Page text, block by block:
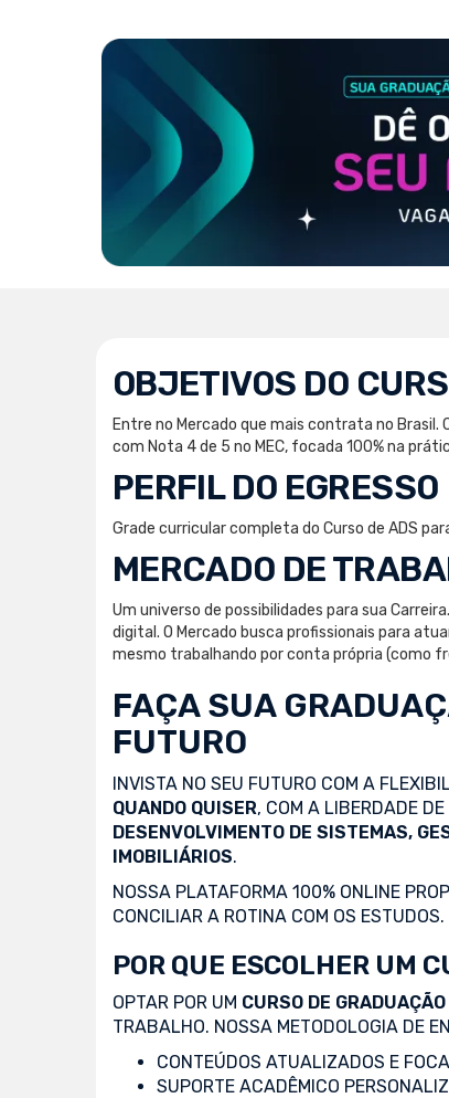
OBJETIVOS DO
Entre no Mercado que mais contrata no Brasil.
com Nota 4 de 5 no MEC, focada 100% na
PERFIL DO EGRESSO
Grade curricular completa do Curso de ADS
MERCADO DE
Um universo de possibilidades para sua
digital. O Mercado busca profissionais para
mesmo trabalhando por conta própria (como
FAÇA SUA
FUTURO
INVISTA NO SEU FUTURO COM A
QUANDO QUISER, COM A LIBERDADE
DESENVOLVIMENTO DE SISTEMAS,
IMOBILIÁRIOS.
NOSSA PLATAFORMA 100% ONLINE
CONCILIAR A ROTINA COM OS ESTUDOS.
POR QUE ESCOLHER UM
OPTAR POR UM CURSO DE
TRABALHO. NOSSA METODOLOGIA DE
CONTEÚDOS ATUALIZADOS E
SUPORTE ACADÊMICO